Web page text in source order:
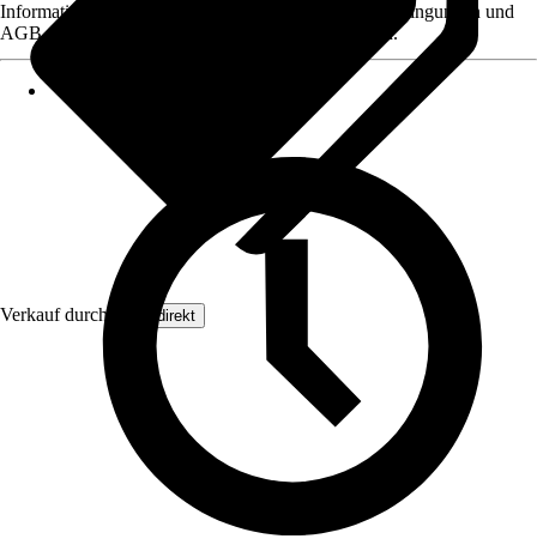
Verkauf durch: Floordirekt
Informationen des Verkäufers, wie z. B. Rückgabebedingungen und
AGB, finden Sie bei Klick auf den Verkäufernamen.